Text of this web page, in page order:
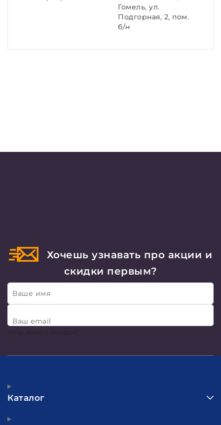
Гомель, ул.
Подгорная, 2, пом.
б/н
Хочешь узнавать про акции и
скидки первым?
Ваше имя
Ваш email
Хочу много скидок!
Каталог